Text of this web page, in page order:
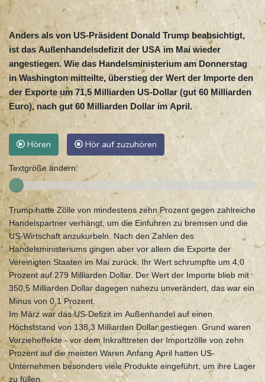
Anders als von US-Präsident Donald Trump beabsichtigt,
ist das Außenhandelsdefizit der USA im Mai wieder
angestiegen. Wie das Handelsministerium am Donnerstag
in Washington mitteilte, überstieg der Wert der Importe den
der Exporte um 71,5 Milliarden US-Dollar (gut 60 Milliarden
Euro), nach gut 60 Milliarden Dollar im April.
Hören Hör auf zuzuhören
Textgröße ändern:
Trump hatte Zölle von mindestens zehn Prozent gegen zahlreiche
Handelspartner verhängt, um die Einfuhren zu bremsen und die
US-Wirtschaft anzukurbeln. Nach den Zahlen des
Handelsministeriums gingen aber vor allem die Exporte der
Vereinigten Staaten im Mai zurück. Ihr Wert schrumpfte um 4,0
Prozent auf 279 Milliarden Dollar. Der Wert der Importe blieb mit
350,5 Milliarden Dollar dagegen nahezu unverändert, das war ein
Minus von 0,1 Prozent.
Im März war das US-Defizit im Außenhandel auf einen
Höchststand von 138,3 Milliarden Dollar gestiegen. Grund waren
Vorzieheffekte - vor dem Inkrafttreten der Importzölle von zehn
Prozent auf die meisten Waren Anfang April hatten US-
Unternehmen besonders viele Produkte eingeführt, um ihre Lager
zu füllen.